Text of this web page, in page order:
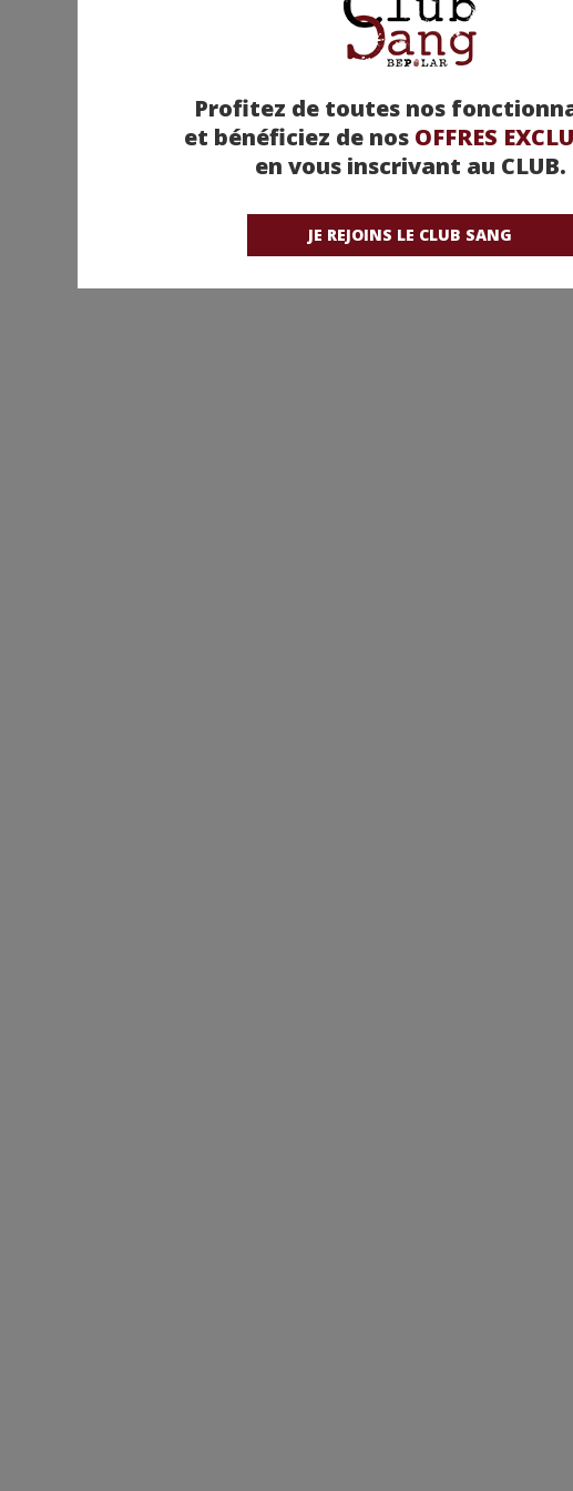
Profitez de toutes nos
et bénéficiez de nos OFFRES
en vous inscrivant au CLUB.
JE REJOINS LE CLUB SANG